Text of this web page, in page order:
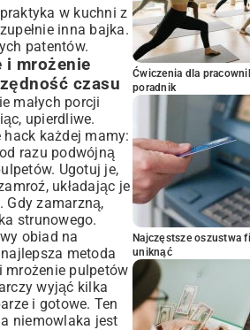
w kuchni z
inna bajka.
patentów.
i mrożenie
czasu
małych porcji
upierdliwe.
każdej mamy:
razu podwójną
Ugotuj je,
układając je
Gdy zamarzną,
strunowego.
obiad na
metoda
mrożenie pulpetów
wyjąć kilka
i gotowe. Ten
niemowlaka jest
Ćwiczenia dla
poradnik
Najczęstsze oszustwa
uniknąć